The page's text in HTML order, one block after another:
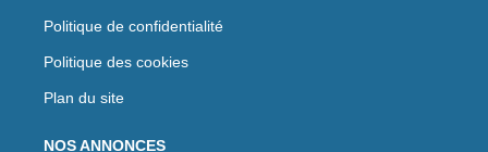
Politique de confidentialité
Politique des cookies
Plan du site
NOS ANNONCES